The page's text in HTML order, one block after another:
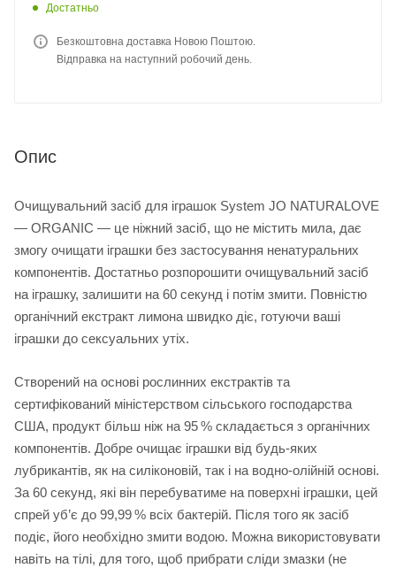
Достатньо
Безкоштовна доставка Новою Поштою.
Відправка на наступний робочий день.
Опис
Очищувальний засіб для іграшок System JO NATURALOVE
— ORGANIC — це ніжний засіб, що не містить мила, дає
змогу очищати іграшки без застосування ненатуральних
компонентів. Достатньо розпорошити очищувальний засіб
на іграшку, залишити на 60 секунд і потім змити. Повністю
органічний екстракт лимона швидко діє, готуючи ваші
іграшки до сексуальних утіх.
Створений на основі рослинних екстрактів та
сертифікований міністерством сільського господарства
США, продукт більш ніж на 95 % складається з органічних
компонентів. Добре очищає іграшки від будь-яких
лубрикантів, як на силіконовій, так і на водно-олійній основі.
За 60 секунд, які він перебуватиме на поверхні іграшки, цей
спрей уб’є до 99,99 % всіх бактерій. Після того як засіб
подіє, його необхідно змити водою. Можна використовувати
навіть на тілі, для того, щоб прибрати сліди змазки (не